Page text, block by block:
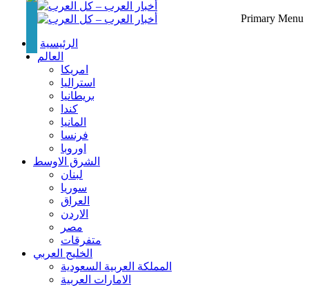
Primary Menu
الرئيسية
العالم
امريكا
استراليا
بريطانيا
كندا
المانيا
فرنسا
اوروبا
الشرق الاوسط
لبنان
سوريا
العراق
الاردن
مصر
متفرقات
الخليج العربي
المملكة العربية السعودية
الامارات العربية